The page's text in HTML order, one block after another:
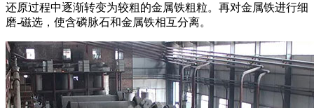
还原过程中逐渐转变为较粗的金属铁粗粒。再对金属铁进行细
磨-磁选，使含磷脉石和金属铁相互分离。